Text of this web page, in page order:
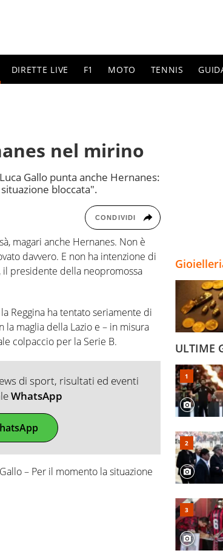
DIRETTE LIVE F1 MOTO TENNIS
nel mirino
Gallo punta anche Hernanes:
bloccata".
CONDIVIDI
magari anche Hernanes. Non è
davvero. E non ha intenzione di
il presidente della neopromossa
Reggina ha tentato seriamente di
maglia della Lazio e – in misura
colpaccio per la Serie B.
di sport, risultati ed eventi
WhatsApp
– Per il momento la situazione
ULTIME